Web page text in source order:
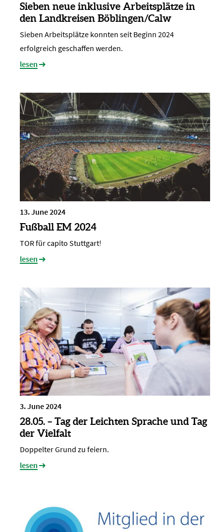
Sieben neue inklusive Arbeitsplätze in
den Landkreisen Böblingen/Calw
Sieben Arbeitsplätze konnten seit Beginn 2024
erfolgreich geschaffen werden.
lesen
13. June 2024
Fußball EM 2024
TOR für capito Stuttgart!
lesen
3. June 2024
28.05. – Tag der Leichten Sprache und Tag
der Vielfalt
Doppelter Grund zu feiern.
lesen